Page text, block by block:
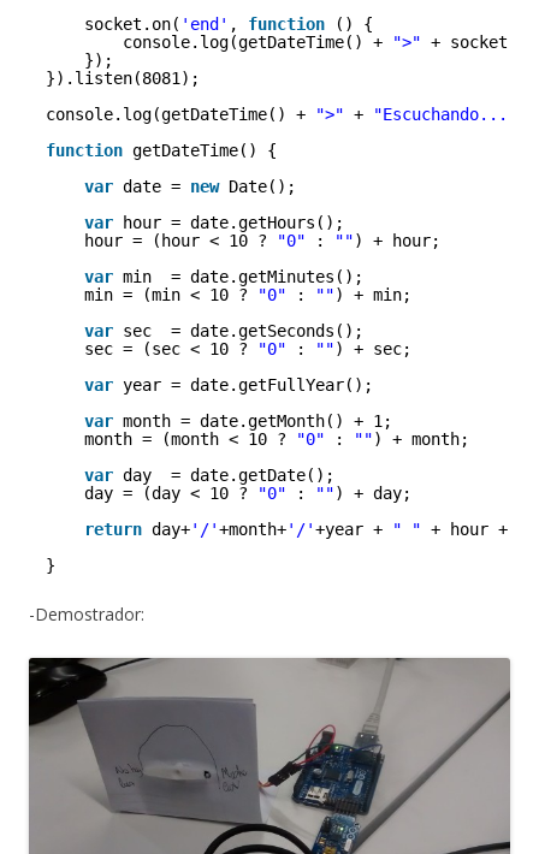
socket.on( 'end' , function
() {
console.log(getDateTime() +
">" +
});
}).listen(8081);
console.log(getDateTime() +
">" + "Escuchando..."
function getDateTime() {
var date = new Date();
var
hour = date.getHours();
hour = (hour < 10 ?
"0" : "") + hour;
var min  = date.getMinutes();
min = (min < 10 ?
"0" : "") + min;
var sec  = date.getSeconds();
sec = (sec < 10 ?
"0" : "") + sec;
var year = date.getFullYear();
var month = date.getMonth() + 1;
month = (month < 10 ?
"0" : "") + month;
var day  = date.getDate();
day = (day < 10 ?
"0" : "") + day;
return day+'/'+month+'/'+year + " " + hour +
}
-Demostrador: